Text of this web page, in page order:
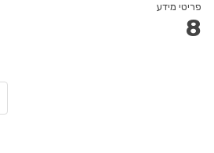
פריטי מידע
8